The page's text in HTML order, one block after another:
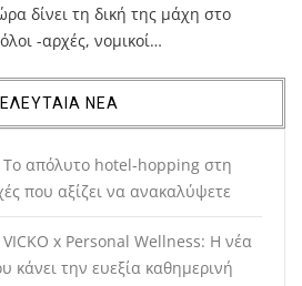
δίνει τη δική της μάχη στο
-αρχές, νομικοί…
ΝΕΑ
απόλυτο hotel-hopping στη
που αξίζει να ανακαλύψετε
x Personal Wellness: Η νέα
κάνει την ευεξία καθημερινή